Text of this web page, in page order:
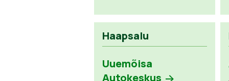
Haapsalu
Uuemõisa
Autokeskus